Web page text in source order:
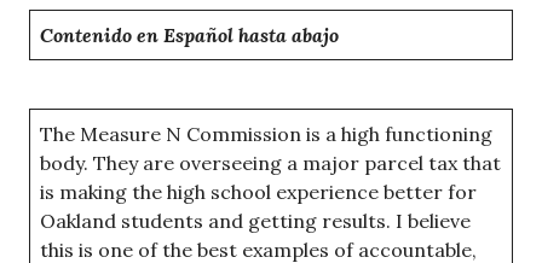
Contenido en Español hasta abajo
The Measure N Commission is a high functioning
body. They are overseeing a major parcel tax that
is making the high school experience better for
Oakland students and getting results. I believe
this is one of the best examples of accountable,